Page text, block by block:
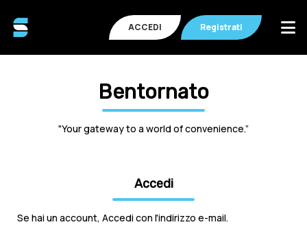
ACCEDI Registrati
Bentornato
"Your gateway to a world of convenience.”
Accedi
Se hai un account, Accedi con l'indirizzo e-mail.